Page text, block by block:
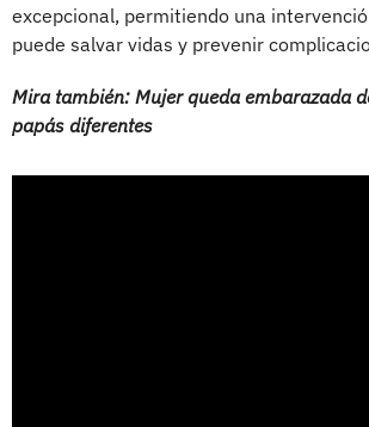
excepcional, permitiendo una
puede salvar vidas y prevenir
Mira también: Mujer queda embarazada
papás diferentes